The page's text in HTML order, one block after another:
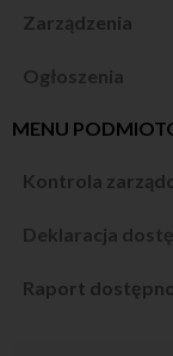
Zarządzenia
Ogłoszenia
MENU
Kontrola
Deklaracja
Raport